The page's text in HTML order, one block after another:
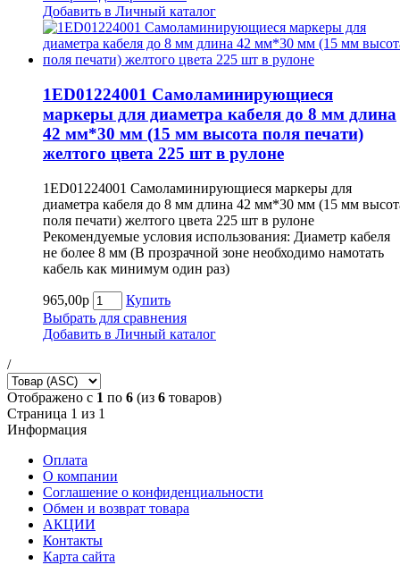
Добавить в Личный каталог
1ED01224001 Самоламинирующиеся
маркеры для диаметра кабеля до 8 мм длина
42 мм*30 мм (15 мм высота поля печати)
желтого цвета 225 шт в рулоне
1ED01224001 Самоламинирующиеся маркеры для
диаметра кабеля до 8 мм длина 42 мм*30 мм (15 мм
поля печати) желтого цвета 225 шт в рулоне
Рекомендуемые условия использования: Диаметр кабеля
не более 8 мм (В прозрачной зоне необходимо намотать
кабель как минимум один раз)
965,00р
Купить
Выбрать для сравнения
Добавить в Личный каталог
/
Отображено с 1 по 6 (из 6 товаров)
Страница 1 из 1
Информация
Оплата
О компании
Соглашение о конфиденциальности
Обмен и возврат товара
АКЦИИ
Контакты
Карта сайта